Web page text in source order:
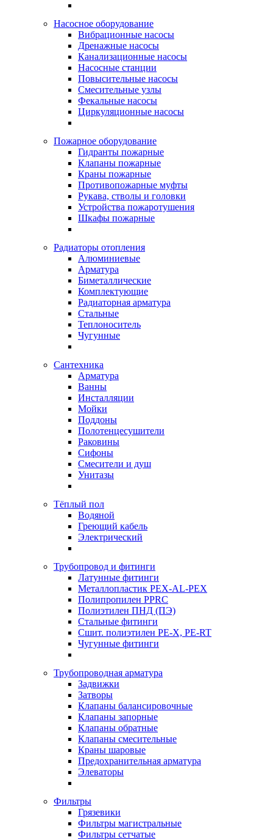
Насосное оборудование
Вибрационные насосы
Дренажные насосы
Канализационные насосы
Насосные станции
Повысительные насосы
Смесительные узлы
Фекальные насосы
Циркуляционные насосы
Пожарное оборудование
Гидранты пожарные
Клапаны пожарные
Краны пожарные
Противопожарные муфты
Рукава, стволы и головки
Устройства пожаротушения
Шкафы пожарные
Радиаторы отопления
Алюминиевые
Арматура
Биметаллические
Комплектующие
Радиаторная арматура
Стальные
Теплоноситель
Чугунные
Сантехника
Арматура
Ванны
Инсталляции
Мойки
Поддоны
Полотенцесушители
Раковины
Сифоны
Смесители и душ
Унитазы
Тёплый пол
Водяной
Греющий кабель
Электрический
Трубопровод и фитинги
Латунные фитинги
Металлопластик PEX-AL-PEX
Полипропилен PPRC
Полиэтилен ПНД (ПЭ)
Стальные фитинги
Сшит. полиэтилен PE-X, PE-RT
Чугунные фитинги
Трубопроводная арматура
Задвижки
Затворы
Клапаны балансировочные
Клапаны запорные
Клапаны обратные
Клапаны смесительные
Краны шаровые
Предохранительная арматура
Элеваторы
Фильтры
Грязевики
Фильтры магистральные
Фильтры сетчатые